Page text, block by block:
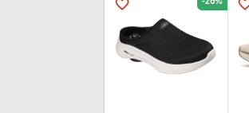
favorite_border